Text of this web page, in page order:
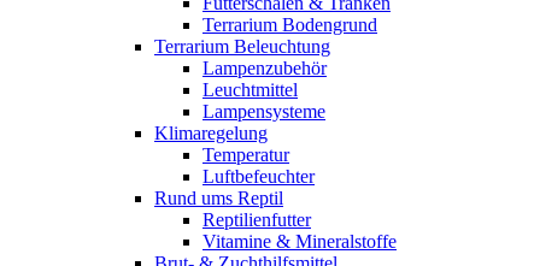
Terrarium Bodengrund
Terrarium Beleuchtung
Lampenzubehör
Leuchtmittel
Lampensysteme
Klimaregelung
Temperatur
Luftbefeuchter
Rund ums Reptil
Reptilienfutter
Vitamine & Mineralstoffe